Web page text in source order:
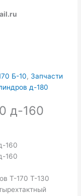
Б-10, Запчасти
д-180
д-160
160
160
Т-170 Т-130